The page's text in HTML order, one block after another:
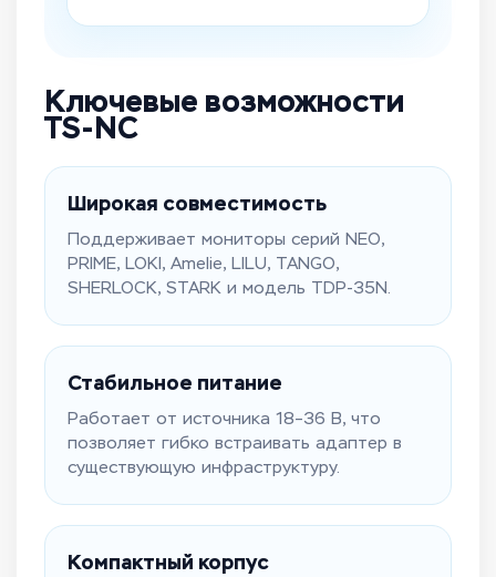
Ключевые возможности
TS-NC
Широкая совместимость
Поддерживает мониторы серий NEO,
PRIME, LOKI, Amelie, LILU, TANGO,
SHERLOCK, STARK и модель TDP-35N.
Стабильное питание
Работает от источника 18–36 В, что
позволяет гибко встраивать адаптер в
существующую инфраструктуру.
Компактный корпус